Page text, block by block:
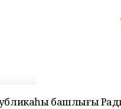
башлығы